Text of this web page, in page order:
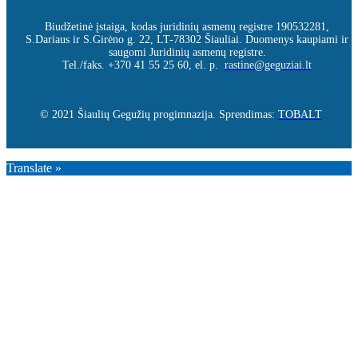
Biudžetinė įstaiga, kodas juridinių asmenų registre 190532281,
S.Dariaus ir S.Girėno g. 22, LT-78302 Šiauliai. Duomenys kaupiami ir
saugomi Juridinių asmenų registre.
Tel./faks. +370 41 55 25 60, el. p. rastine@geguziai.lt
© 2021 Šiaulių Gegužių progimnazija. Sprendimas: TOBALT
Translate »